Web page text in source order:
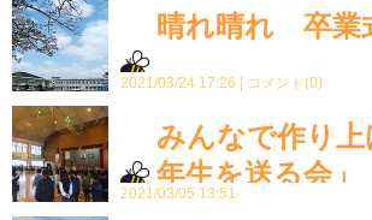
晴れ晴れ 卒業
2021/03/24 17:26 コメント(0)
みんなで作り上
年生を送る会」
2021/03/05 13:51